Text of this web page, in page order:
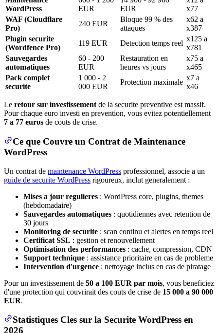
WordPress
EUR
EUR
x77
WAF (Cloudflare
Pro)
240 EUR
Bloque 99 % des
attaques
x62 a
x387
Plugin securite
(Wordfence Pro)
119 EUR Detection temps reel
x125 a
x781
Sauvegardes
automatiques
60 - 200
EUR
Restauration en
heures vs jours
x75 a
x465
Pack complet
securite
1 000 - 2
000 EUR
Protection maximale
x7 a
x46
Le retour sur investissement de la securite preventive est massif.
Pour chaque euro investi en prevention, vous evitez potentiellement
7 a 77 euros de couts de crise.
Ce que Couvre un Contrat de Maintenance
WordPress
Un contrat de maintenance WordPress professionnel, associe a un
guide de securite WordPress rigoureux, inclut generalement :
Mises a jour regulieres : WordPress core, plugins, themes
(hebdomadaire)
Sauvegardes automatiques : quotidiennes avec retention de
30 jours
Monitoring de securite : scan continu et alertes en temps reel
Certificat SSL : gestion et renouvellement
Optimisation des performances : cache, compression, CDN
Support technique : assistance prioritaire en cas de probleme
Intervention d'urgence : nettoyage inclus en cas de piratage
Pour un investissement de 50 a 100 EUR par mois, vous beneficiez
d'une protection qui couvrirait des couts de crise de 15 000 a 90 000
EUR.
Statistiques Cles sur la Securite WordPress en
2026